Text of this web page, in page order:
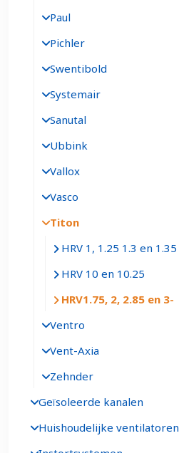
Paul
Pichler
Swentibold
Systemair
Sanutal
Ubbink
Vallox
Vasco
Titon
HRV 1, 1.25 1.3 en 1.35
HRV 10 en 10.25
HRV1.75, 2, 2.85 en 3
Ventro
Vent-Axia
Zehnder
Geïsoleerde kanalen
Huishoudelijke ventilatoren